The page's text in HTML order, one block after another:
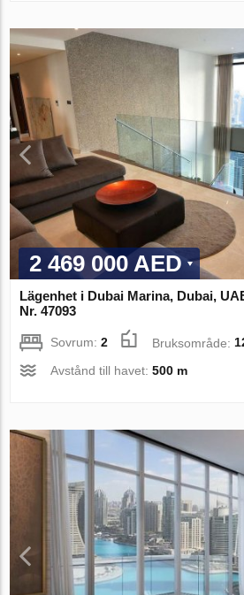
2 469 000 AED
Lägenhet i Dubai Marina, Dubai,
Nr. 47093
Sovrum:2 Bruksområde:
Avstånd till havet:500 m